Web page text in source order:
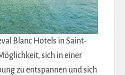
Blanc Hotels in Saint-
sich in einer
zu entspannen und sich